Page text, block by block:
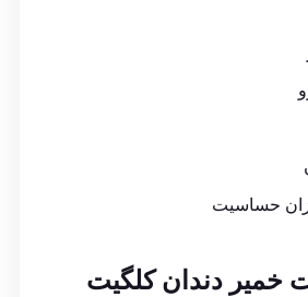
حساسیت
خمیر دندانکلگیت